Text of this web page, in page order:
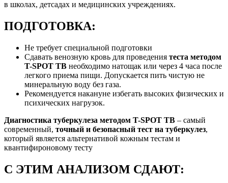
в школах, детсадах и медицинских учреждениях.
ПОДГОТОВКА:
Не требует специальной подготовки
Сдавать венозную кровь для проведения теста методом
T-SPOT ТВ необходимо натощак или через 4 часа после
легкого приема пищи. Допускается пить чистую не
минеральную воду без газа.
Рекомендуется накануне избегать высоких физических и
психических нагрузок.
Диагностика туберкулеза методом T-SPOT ТВ – самый
современный, точный и безопасный тест на туберкулез,
который является альтернативой кожным тестам и
квантифироновому тесту
С ЭТИМ АНАЛИЗОМ СДАЮТ: